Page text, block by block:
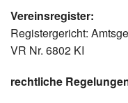
Vereinsregister:
Registergericht:
VR Nr. 6802 KI
rechtliche